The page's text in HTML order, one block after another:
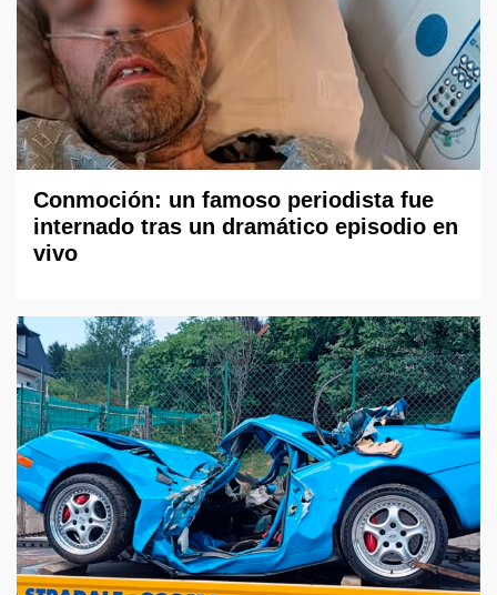
Conmoción: un famoso periodista fue
internado tras un dramático episodio en
vivo